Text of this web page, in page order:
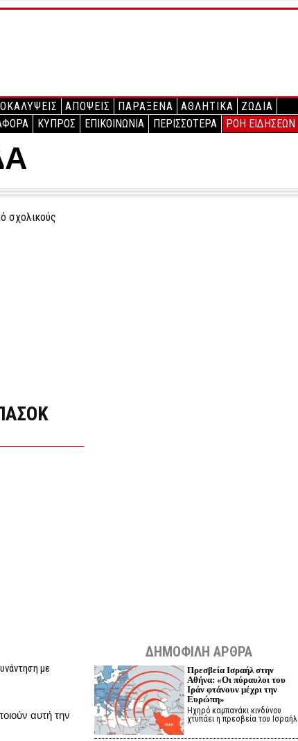
ΑΠΟΨΕΙΣ ΠΑΡΑΞΕΝΑ ΑΘΛΗΤΙΚΑ
ΖΩΔΙΑ
ΚΥΠΡΟΣ ΕΠΙΚΟΙΝΩΝΙΑ ΠΕΡΙΣΣΟΤΕΡΑ ΡΟΗ ΕΙΔΗΣΕΩΝ
με
αυτή την
ΔΗΜΟΦΙΛΗ ΑΡΘΡΑ
Πρεσβεία Ισραήλ στην
Αθήνα: «Οι πύραυλοι του
Ιράν φτάνουν μέχρι την
Ευρώπη»
Ηχηρό καμπανάκι κινδύνου
χτυπάει η πρεσβεία του Ισραήλ…